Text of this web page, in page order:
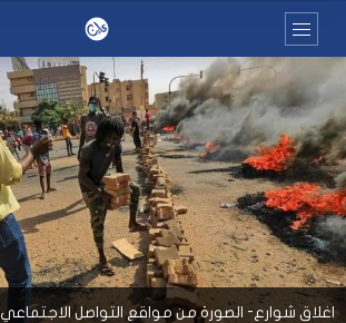
اغلاق شوارع- الصورة من مواقع التواصل الاجتماعي